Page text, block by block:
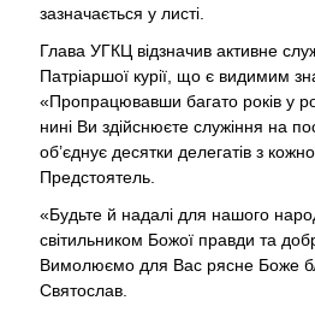
зазначається у листі.
Глава УГКЦ відзначив активне
Патріаршої курії, що є видимим
«Пропрацювавши багато років у
нині Ви здійснюєте служіння на
об’єднує десятки делегатів з
Предстоятель.
«Будьте й надалі для нашого
світильником Божої правди та
Вимолюємо для Вас рясне Боже
Святослав.